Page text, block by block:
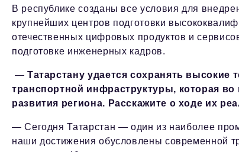
В республике созданы все условия для
крупнейших центров подготовки
отечественных цифровых продуктов и
подготовке инженерных кадров.
— Татарстану удается сохранять высокие
транспортной инфраструктуры, которая
развития региона. Расскажите о ходе их
— Сегодня Татарстан — один из наиболее
наши достижения обусловлены современной